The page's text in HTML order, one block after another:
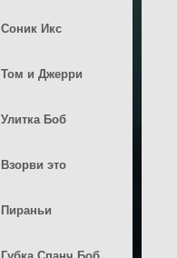
Соник Икс
Том и Джерри
Улитка Боб
Взорви это
Пираньи